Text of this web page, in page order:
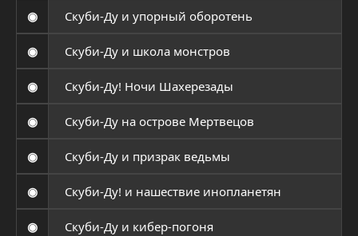
◉ Скуби-Ду и упорный оборотень
◉ Скуби-Ду и школа монстров
◉ Скуби-Ду! Ночи Шахерезады
◉ Скуби-Ду на острове Мертвецов
◉ Скуби-Ду и призрак ведьмы
◉ Скуби-Ду! и нашествие инопланетян
◉ Скуби-Ду и кибер-погоня